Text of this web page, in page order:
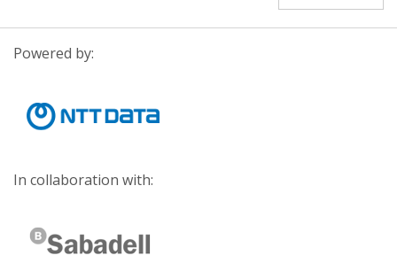
Powered by:
In collaboration with: